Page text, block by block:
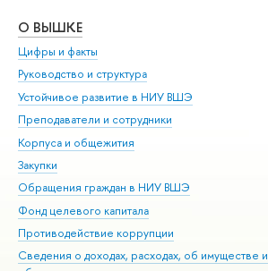
О ВЫШКЕ
Цифры и факты
Руководство и структура
Устойчивое развитие в НИУ ВШЭ
Преподаватели и сотрудники
Корпуса и общежития
Закупки
Обращения граждан в НИУ ВШЭ
Фонд целевого капитала
Противодействие коррупции
Сведения о доходах, расходах, об имуществе и